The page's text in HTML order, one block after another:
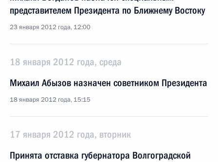
представителем Президента по Ближнему Востоку
23 января 2012 года, 12:00
18 января 2012 года, среда
Михаил Абызов назначен советником Президента
18 января 2012 года, 15:15
17 января 2012 года, вторник
Принята отставка губернатора Волгоградской